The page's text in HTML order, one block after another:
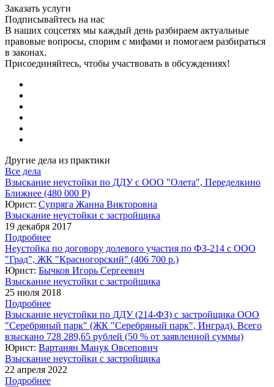
Заказать услуги
Подписывайтесь на нас
В наших соцсетях мы каждый день разбираем актуальные
правовые вопросы, спорим с мифами и помогаем разбираться
в законах.
Присоединяйтесь, чтобы участвовать в обсуждениях!
Другие дела из практики
Все дела
Взыскание неустойки по ДДУ с ООО "Олета", Переделкино
Ближнее (480 000 Р)
Юрист: Супряга Жанна Викторовна
Взыскание неустойки с застройщика
19 декабря 2017
Подробнее
Неустойка по договору долевого участия по ФЗ-214 с ООО
"Град", ЖК "Красногорский" (406 700 р.)
Юрист: Бычков Игорь Сергеевич
Взыскание неустойки с застройщика
25 июля 2018
Подробнее
Взыскание неустойки по ДДУ (214-ФЗ) с застройщика ООО
"Серебряный парк" (ЖК "Серебряный парк", Инград). Всего
взыскано 728 289,65 рублей (50 % от заявленной суммы)
Юрист: Вартанян Манук Овсепович
Взыскание неустойки с застройщика
22 апреля 2022
Подробнее